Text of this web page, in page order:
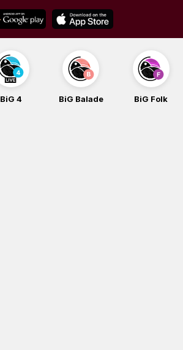
BiG 4 BiG Balade BiG Folk